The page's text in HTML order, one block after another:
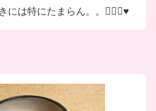
には特にたまらん。。🤦🏻‍♀️♥️